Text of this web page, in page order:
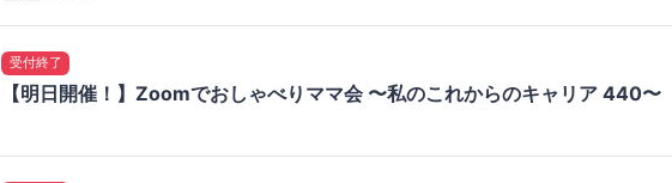
受付終了
【明日開催！】Zoomでおしゃべりママ会 〜私のこれからのキャリア 440〜